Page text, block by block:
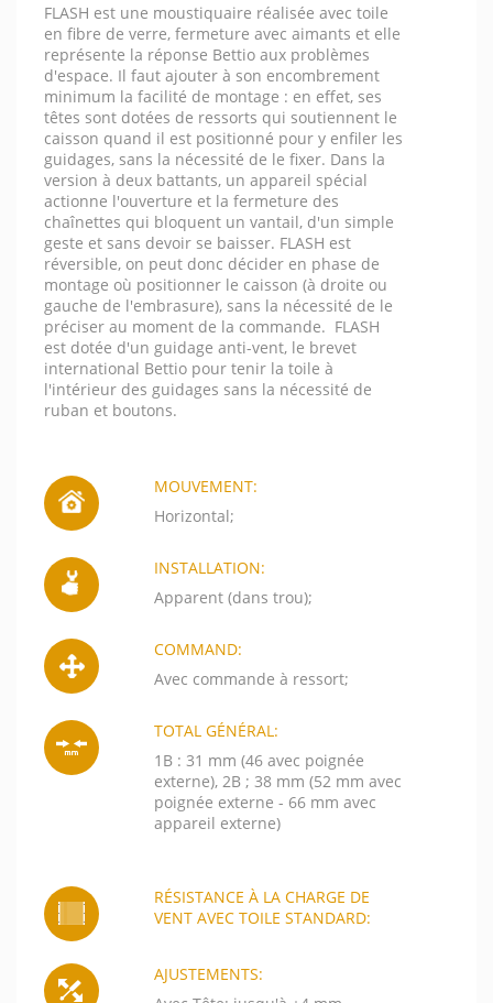
FLASH est une moustiquaire réalisée avec toile
en fibre de verre, fermeture avec aimants et elle
représente la réponse Bettio aux problèmes
d'espace. Il faut ajouter à son encombrement
minimum la facilité de montage : en effet, ses
têtes sont dotées de ressorts qui soutiennent le
caisson quand il est positionné pour y enfiler les
guidages, sans la nécessité de le fixer. Dans la
version à deux battants, un appareil spécial
actionne l'ouverture et la fermeture des
chaînettes qui bloquent un vantail, d'un simple
geste et sans devoir se baisser. FLASH est
réversible, on peut donc décider en phase de
montage où positionner le caisson (à droite ou
gauche de l'embrasure), sans la nécessité de le
préciser au moment de la commande. FLASH
est dotée d'un guidage anti-vent, le brevet
international Bettio pour tenir la toile à
l'intérieur des guidages sans la nécessité de
ruban et boutons.
MOUVEMENT:
Horizontal;
INSTALLATION:
Apparent (dans trou);
COMMAND:
Avec commande à ressort;
TOTAL GÉNÉRAL:
1B : 31 mm (46 avec poignée
externe), 2B ; 38 mm (52 mm avec
poignée externe - 66 mm avec
appareil externe)
RÉSISTANCE À LA CHARGE DE
VENT AVEC TOILE STANDARD:
AJUSTEMENTS: